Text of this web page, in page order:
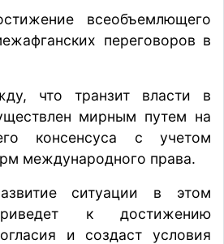
всеобъемлющего
переговоров в
что транзит власти в
мирным путем на
консенсуса с учетом
международного права.
ситуации в этом
к достижению
и создаст условия